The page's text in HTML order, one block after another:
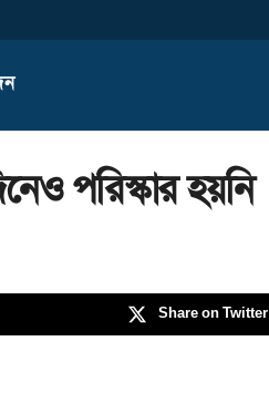
পরিস্কার হয়নি
Share on Twitter